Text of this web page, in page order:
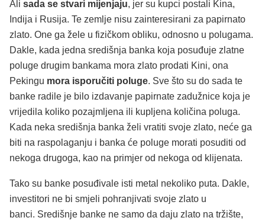
Ali sada se stvari mijenjaju, jer su kupci postali Kina,
Indija i Rusija. Te zemlje nisu zainteresirani za papirnato
zlato. One ga žele u fizičkom obliku, odnosno u polugama.
Dakle, kada jedna središnja banka koja posuđuje zlatne
poluge drugim bankama mora zlato prodati Kini, ona
Pekingu mora isporučiti poluge. Sve što su do sada te
banke radile je bilo izdavanje papirnate zadužnice koja je
vrijedila koliko pozajmljena ili kupljena količina poluga.
Kada neka središnja banka želi vratiti svoje zlato, neće ga
biti na raspolaganju i banka će poluge morati posuditi od
nekoga drugoga, kao na primjer od nekoga od klijenata.
Tako su banke posuđivale isti metal nekoliko puta. Dakle,
investitori ne bi smjeli pohranjivati svoje zlato u
banci. Središnje banke ne samo da daju zlato na tržište,